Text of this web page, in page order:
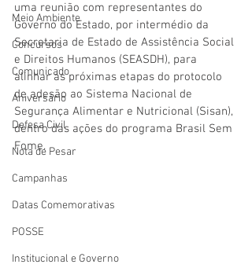
Meio Ambiente
Concursos
Comunicado
Aniversário
Defesa Civil
Nota de Pesar
Campanhas
Datas Comemorativas
POSSE
Institucional e Governo
uma reunião com representantes do
Governo do Estado, por intermédio da
Secretaria de Estado de Assistência Social
e Direitos Humanos (SEASDH), para
alinhar as próximas etapas do protocolo
de adesão ao Sistema Nacional de
Segurança Alimentar e Nutricional (Sisan),
dentro das ações do programa Brasil Sem
Fome.